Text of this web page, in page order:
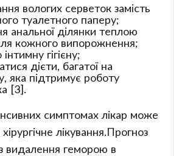
вологих серветок замість
туалетного паперу;
анальної ділянки теплою
кожного випорожнення;
гігієну;
дієти, багатої на
яка підтримує роботу
[3].
симптомах лікар може
лікування.Прогноз
з видалення геморою в